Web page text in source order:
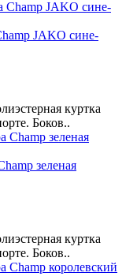
JAKO сине-
куртка
Боков..
зеленая
куртка
Боков..